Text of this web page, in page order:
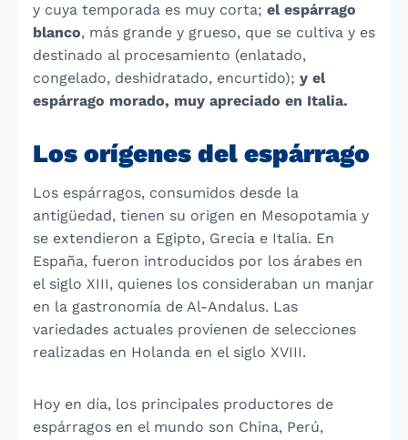
y cuya temporada es muy corta; el espárrago
blanco, más grande y grueso, que se cultiva y es
destinado al procesamiento (enlatado,
congelado, deshidratado, encurtido); y el
espárrago morado, muy apreciado en Italia.
Los orígenes del espárrago
Los espárragos, consumidos desde la
antigüedad, tienen su origen en Mesopotamia y
se extendieron a Egipto, Grecia e Italia. En
España, fueron introducidos por los árabes en
el siglo XIII, quienes los consideraban un manjar
en la gastronomía de Al-Andalus. Las
variedades actuales provienen de selecciones
realizadas en Holanda en el siglo XVIII.
Hoy en día, los principales productores de
espárragos en el mundo son China, Perú,